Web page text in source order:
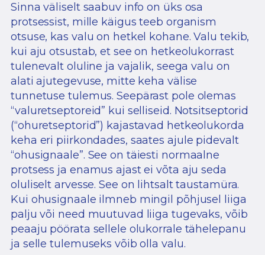
Sinna väliselt saabuv info on üks osa
protsessist, mille käigus teeb organism
otsuse, kas valu on hetkel kohane. Valu tekib,
kui aju otsustab, et see on hetkeolukorrast
tulenevalt oluline ja vajalik, seega valu on
alati ajutegevuse, mitte keha välise
tunnetuse tulemus. Seepärast pole olemas
“valuretseptoreid” kui selliseid. Notsitseptorid
(“ohuretseptorid”) kajastavad hetkeolukorda
keha eri piirkondades, saates ajule pidevalt
“ohusignaale”. See on täiesti normaalne
protsess ja enamus ajast ei võta aju seda
oluliselt arvesse. See on lihtsalt taustamüra.
Kui ohusignaale ilmneb mingil põhjusel liiga
palju või need muutuvad liiga tugevaks, võib
peaaju pöörata sellele olukorrale tähelepanu
ja selle tulemuseks võib olla valu.